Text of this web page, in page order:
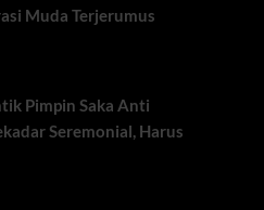
Muda Terjerumus
Pimpin Saka Anti
Seremonial, Harus